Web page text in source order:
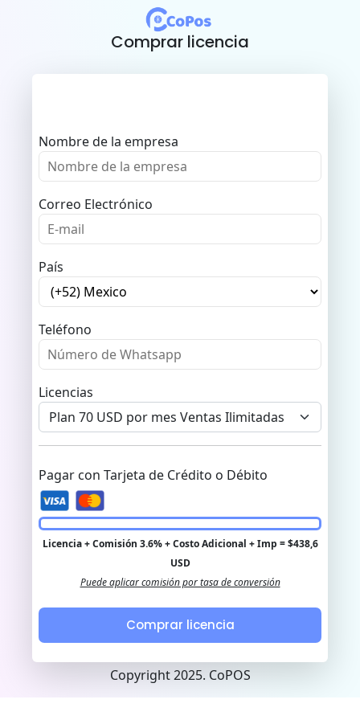
Comprar licencia
Nombre de la empresa
Correo Electrónico
País
Teléfono
Licencias
Pagar con Tarjeta de Crédito o Débito
Licencia + Comisión 3.6% + Costo Adicional + Imp = $438,6
USD
Puede aplicar comisión por tasa de conversión
Comprar licencia
Copyright 2025. CoPOS